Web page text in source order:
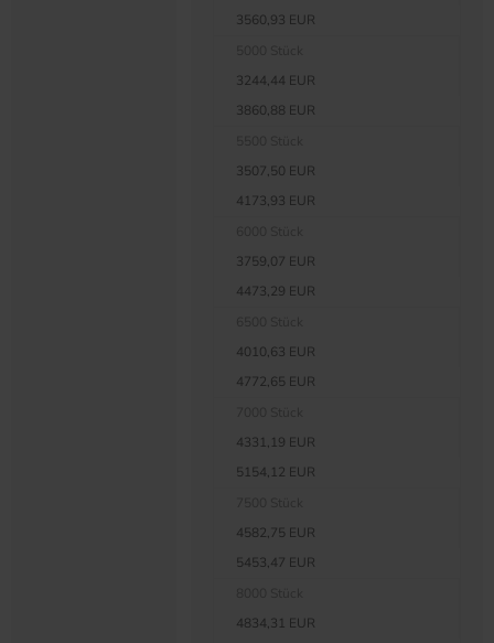
3560,93 EUR
3244,44 EUR
3860,88 EUR
3507,50 EUR
4173,93 EUR
3759,07 EUR
4473,29 EUR
4010,63 EUR
4772,65 EUR
4331,19 EUR
5154,12 EUR
4582,75 EUR
5453,47 EUR
4834,31 EUR